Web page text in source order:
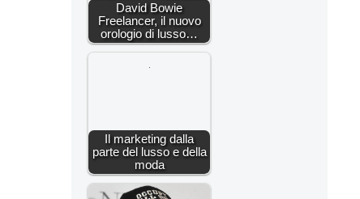
David Bowie
Freelancer, il nuovo
orologio di lusso…
Il marketing dalla
parte del lusso e della
moda